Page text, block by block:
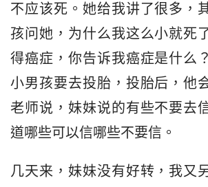
不应该死。她给我讲了很多，
孩问她，为什么我这么小就死
得癌症，你告诉我癌症是什么
小男孩要去投胎，投胎后，他
老师说，妹妹说的有些不要去
道哪些可以信哪些不要信。
几天来，妹妹没有好转，我又